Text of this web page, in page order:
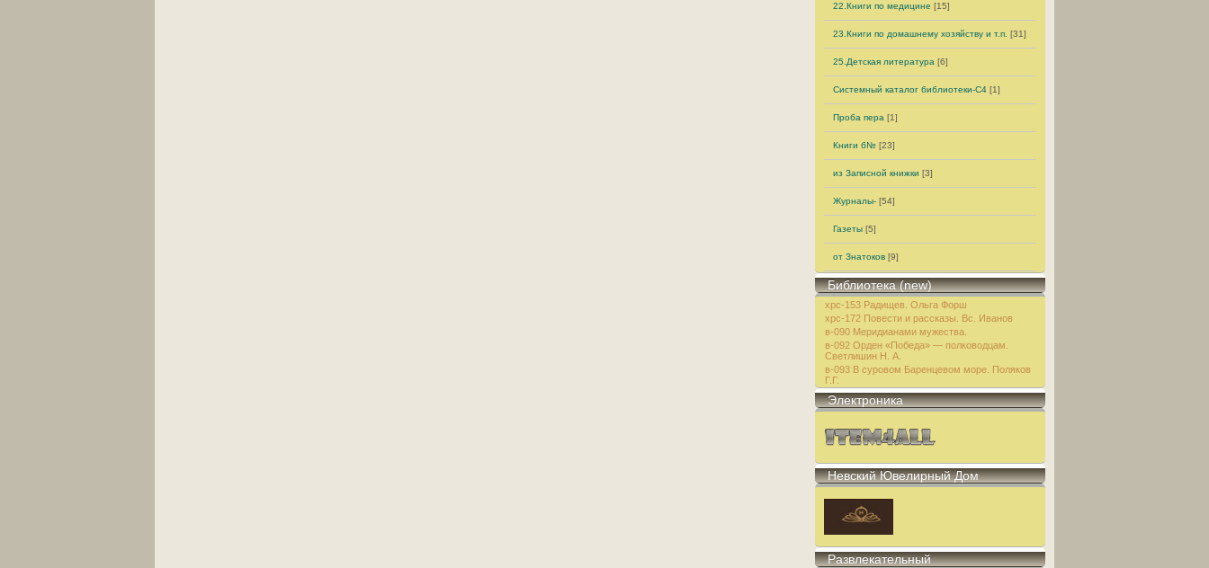
22.Книги по медицине [15]
23.Книги по домашнему хозяйству и т.п. [31]
25.Детская литература [6]
Системный каталог библиотеки-C4 [1]
Проба пера [1]
Книги б№ [23]
из Записной книжки [3]
Журналы- [54]
Газеты [5]
от Знатоков [9]
Библиотека (new)
хрс-153 Радищев. Ольга Форш
хрс-172 Повести и рассказы. Вс. Иванов
в-090 Меридианами мужества.
в-092 Орден «Победа» — полководцам.
Светлишин Н. А.
в-093 В суровом Баренцевом море. Поляков
Г.Г.
Электроника
Невский Ювелирный Дом
Развлекательный